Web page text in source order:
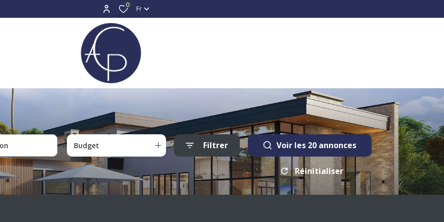
0 Fr
Budget Filtrer Voir les 20annonces
Réinitialiser